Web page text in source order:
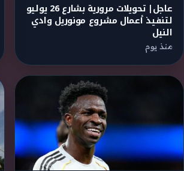
عاجل| تحويلات مرورية بشارع 26 يوليو
لتنفيذ أعمال مشروع مونوريل وادي
النيل
منذ يوم